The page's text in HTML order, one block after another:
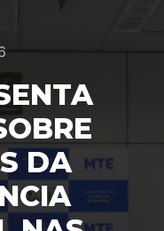
DA